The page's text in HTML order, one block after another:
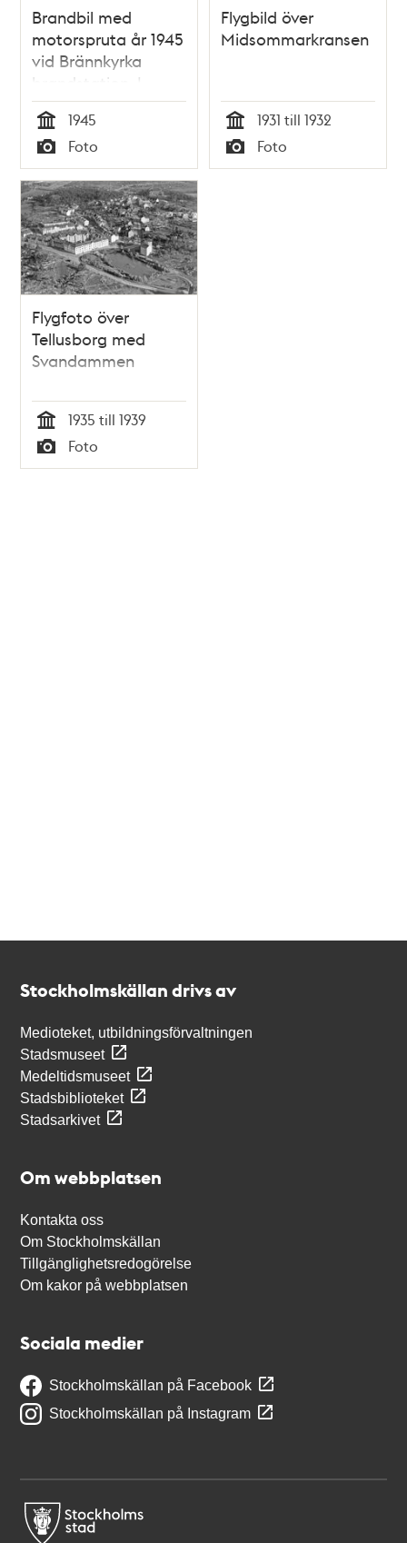
Brandbil med
motorspruta år 1945
vid Brännkyrka
brandstation. I
fonden skymtar
kvarteret Järneken.
Tid
1945
Typ
Foto
Flygbild över
Midsommarkransen
Tid
1931 till 1932
Typ
Foto
Flygfoto över
Tellusborg med
Svandammen
Tid
1935 till 1939
Typ
Foto
Stockholmskällan drivs av
Medioteket, utbildningsförvaltningen
Stadsmuseet
Medeltidsmuseet
Stadsbiblioteket
Stadsarkivet
Om webbplatsen
Kontakta oss
Om Stockholmskällan
Tillgänglighetsredogörelse
Om kakor på webbplatsen
Sociala medier
Stockholmskällan på Facebook
Stockholmskällan på Instagram